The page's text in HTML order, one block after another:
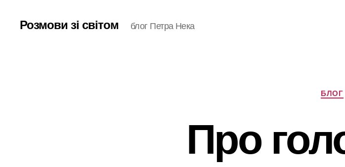
Розмови зі світом блог Петра Нека
БЛОГ
Про